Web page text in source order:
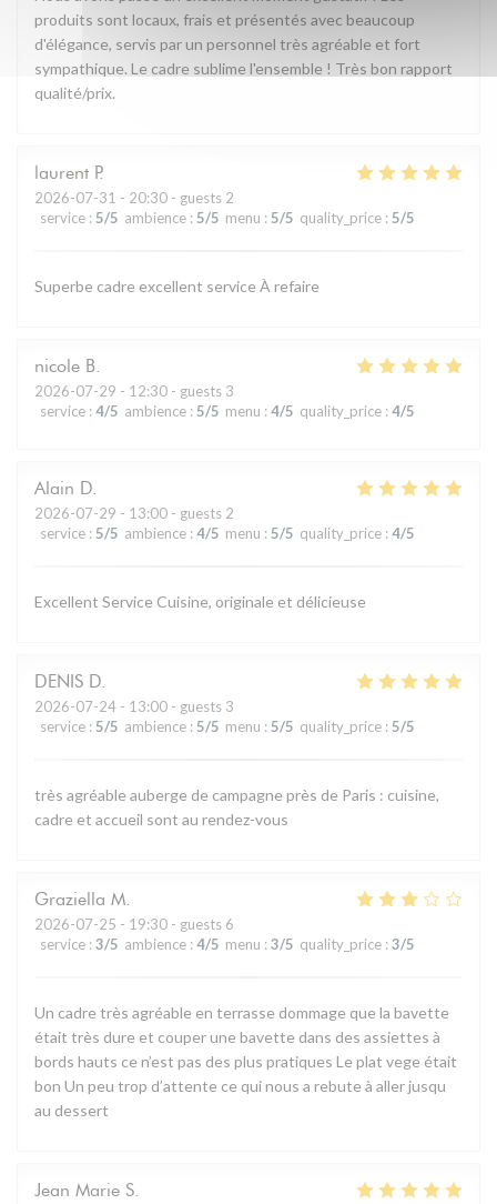
produits sont locaux, frais et présentés avec beaucoup
d'élégance, servis par un personnel très agréable et fort
sympathique. Le cadre sublime l'ensemble ! Très bon rapport
qualité/prix.
laurent P
2026-07-31 - 20:30 - guests 2
service : 5/5 ambience : 5/5 menu : 5/5 quality_price : 5/5
Superbe cadre excellent service À refaire
nicole B
2026-07-29 - 12:30 - guests 3
service : 4/5 ambience : 5/5 menu : 4/5 quality_price : 4/5
Alain D
2026-07-29 - 13:00 - guests 2
service : 5/5 ambience : 4/5 menu : 5/5 quality_price : 4/5
Excellent Service Cuisine, originale et délicieuse
DENIS D
2026-07-24 - 13:00 - guests 3
service : 5/5 ambience : 5/5 menu : 5/5 quality_price : 5/5
très agréable auberge de campagne près de Paris : cuisine,
cadre et accueil sont au rendez-vous
Graziella M
2026-07-25 - 19:30 - guests 6
service : 3/5 ambience : 4/5 menu : 3/5 quality_price : 3/5
Un cadre très agréable en terrasse dommage que la bavette
était très dure et couper une bavette dans des assiettes à
bords hauts ce n’est pas des plus pratiques Le plat vege était
bon Un peu trop d’attente ce qui nous a rebute à aller jusqu
au dessert
Jean Marie S